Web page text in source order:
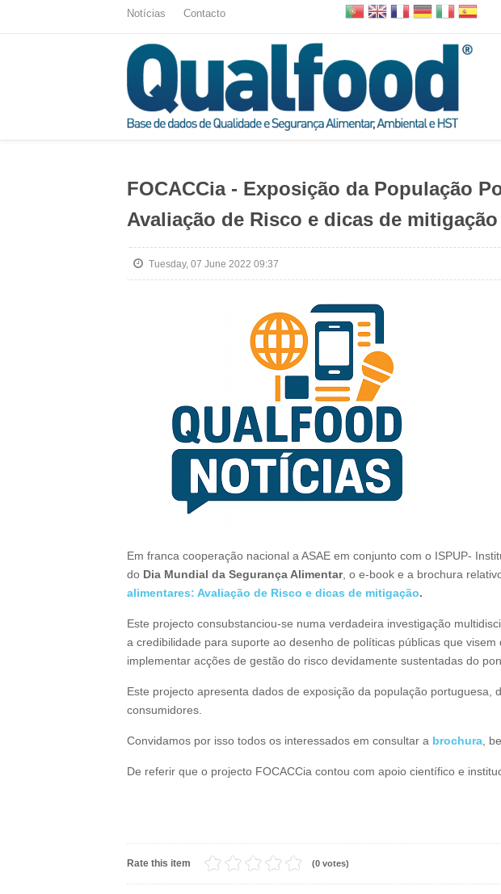
Notícias Contacto
FOCACCia - Exposição da População
Avaliação de Risco e dicas de mitigação
Tuesday, 07 June 2022 09:37
Em franca cooperação nacional a ASAE em conjunto com o ISPUP-
do Dia Mundial da Segurança Alimentar, o e-book e a brochura
alimentares: Avaliação de Risco e dicas de mitigação.
Este projecto consubstanciou-se numa verdadeira investigação
a credibilidade para suporte ao desenho de políticas públicas que
implementar acções de gestão do risco devidamente sustentadas do
Este projecto apresenta dados de exposição da população
consumidores.
Convidamos por isso todos os interessados em consultar a brochura ,
De referir que o projecto FOCACCia contou com apoio científico e
Rate this item (0 votes)